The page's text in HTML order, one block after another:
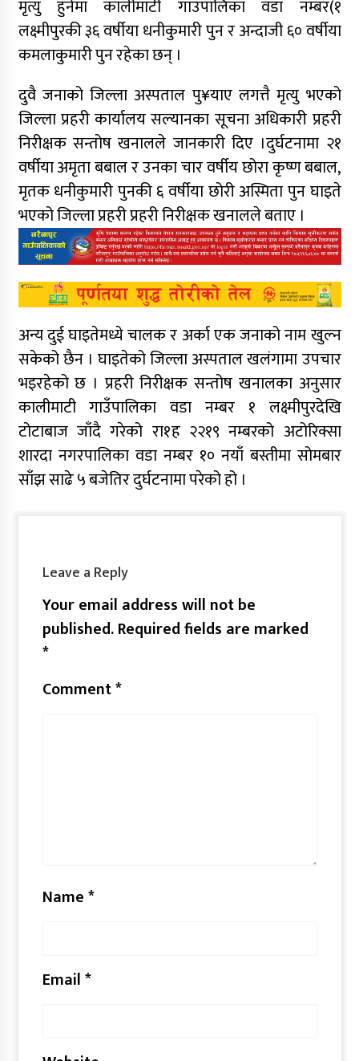
मृत्यु हुनेमा कालीमाटी गाउँपालिका वडा नम्बर(१
लक्ष्मीपुरकी ३६ वर्षीया धनीकुमारी पुन र अन्दाजी ६० वर्षीया
कमलाकुमारी पुन रहेका छन् ।
दुवै जनाको जिल्ला अस्पताल पु¥याए लगत्तै मृत्यु भएको
जिल्ला प्रहरी कार्यालय सल्यानका सूचना अधिकारी प्रहरी
निरीक्षक सन्तोष खनालले जानकारी दिए ।दुर्घटनामा २१
वर्षीया अमृता बबाल र उनका चार वर्षीय छोरा कृष्ण बबाल,
मृतक धनीकुमारी पुनकी ६ वर्षीया छोरी अस्मिता पुन घाइते
भएको जिल्ला प्रहरी प्रहरी निरीक्षक खनालले बताए ।
अन्य दुई घाइतेमध्ये चालक र अर्का एक जनाको नाम खुल्न
सकेको छैन । घाइतेको जिल्ला अस्पताल खलंगामा उपचार
भइरहेको छ । प्रहरी निरीक्षक सन्तोष खनालका अनुसार
कालीमाटी गाउँपालिका वडा नम्बर १ लक्ष्मीपुरदेखि
टोटाबाज जाँदै गरेको रा१ह २२१९ नम्बरको अटोरिक्सा
शारदा नगरपालिका वडा नम्बर १० नयाँ बस्तीमा सोमबार
साँझ साढे ५ बजेतिर दुर्घटनामा परेको हो ।
Leave a Reply
Your email address will not be
published.Required fields are marked
*
Comment*
Name*
Email*